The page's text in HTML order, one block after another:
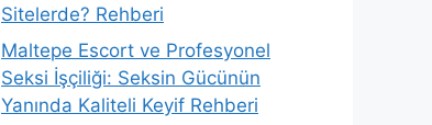
Sitelerde? Rehberi
Maltepe Escort ve Profesyonel
Seksi İşçiliği: Seksin Gücünün
Yanında Kaliteli Keyif Rehberi